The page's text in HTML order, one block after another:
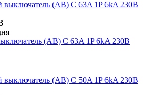
(АВ) C 63A 1P 6kA 230В